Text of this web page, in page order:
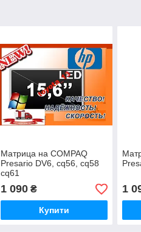
Матрица на COMPAQ
Presario DV6, cq56, cq58
cq61
1 090₴
Купити
1